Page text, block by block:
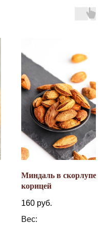
Миндаль в скорлупе с
корицей
160 руб.
Вес: